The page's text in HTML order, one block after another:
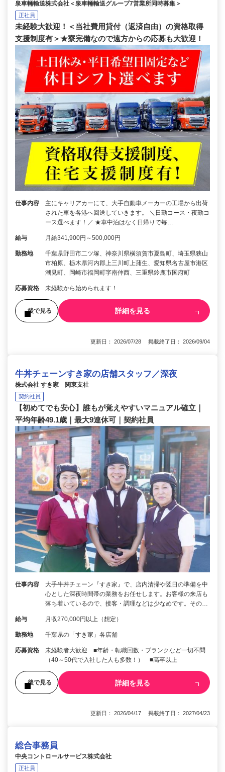
泉車輛輸送株式会社＜泉車輛輸送グループ7営業所同時募集＞
正社員
未経験大歓迎！＜当社費用貸付（返済自由）の資格取得
支援制度有＞★寮完備なので遠方からの応募も大歓迎！
仕事内容
主にキャリアカーにて、大手自動車メーカーの工場から出荷
された車を各港へ回送していきます。 ＼日勤コース・夜勤コ
ース選べます！／ ★車中泊はなく日帰りで毎…
給与 月給341,900円～500,000円
勤務地
千葉県野田市二ツ塚、神奈川県横須賀市夏島町、埼玉県狭山
市柏原、栃木県河内郡上三川町上蒲生、愛知県名古屋市港区
潮見町、岡崎市福岡町字南仲西、三重県鈴鹿市国府町
応募資格 未経験から始められます！
後で見る 詳細を見る
更新日： 2026/07/28 掲載終了日： 2026/09/04
牛丼チェーンすき家の店舗スタッフ／深夜
株式会社 すき家 関東支社
契約社員
【初めてでも安心】誰もが覚えやすいマニュアル確立｜
平均年齢49.1歳｜最大9連休可｜契約社員
仕事内容
大手牛丼チェーン『すき家』で、店内清掃や翌日の準備を中
心とした深夜時間帯の業務をお任せします。お客様の来店も
落ち着いているので、接客・調理などは少なめです。その…
給与 月収270,000円以上（想定）
勤務地 千葉県の「すき家」各店舗
応募資格
未経験者大歓迎 ■年齢・転職回数・ブランクなど一切不問
（40～50代で入社した人も多数！） ■高卒以上
後で見る 詳細を見る
更新日： 2026/04/17 掲載終了日： 2027/04/23
総合事務員
中央コントロールサービス株式会社
正社員